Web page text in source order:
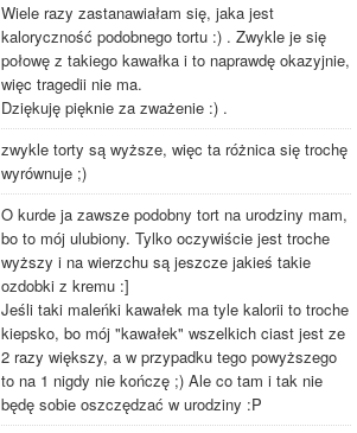
Wiele razy zastanawiałam się, jaka jest
kaloryczność podobnego tortu :) . Zwykle je się
połowę z takiego kawałka i to naprawdę okazyjnie,
więc tragedii nie ma.
Dziękuję pięknie za zważenie :) .
zwykle torty są wyższe, więc ta różnica się trochę
wyrównuje ;)
O kurde ja zawsze podobny tort na urodziny mam,
bo to mój ulubiony. Tylko oczywiście jest troche
wyższy i na wierzchu są jeszcze jakieś takie
ozdobki z kremu :]
Jeśli taki maleńki kawałek ma tyle kalorii to troche
kiepsko, bo mój "kawałek" wszelkich ciast jest ze
2 razy większy, a w przypadku tego powyższego
to na 1 nigdy nie kończę ;) Ale co tam i tak nie
będę sobie oszczędzać w urodziny :P